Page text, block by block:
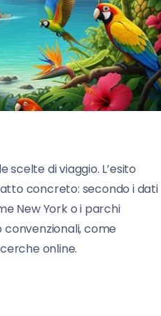
di viaggio. L’esito
concreto: secondo i dati
New York o i parchi
come
online.